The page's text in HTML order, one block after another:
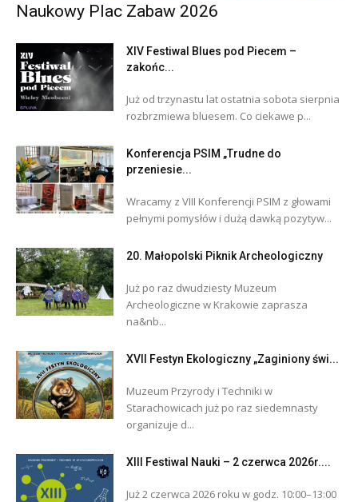
Naukowy Plac Zabaw 2026
XIV Festiwal Blues pod Piecem –
zakońc...
Już od trzynastu lat ostatnia sobota sierpnia
rozbrzmiewa bluesem. Co ciekawe p...
Konferencja PSIM „Trudne do
przeniesie...
Wracamy z VIII Konferencji PSIM z głowami
pełnymi pomysłów i dużą dawką pozytyw...
20. Małopolski Piknik Archeologiczny
Już po raz dwudziesty Muzeum
Archeologiczne w Krakowie zaprasza
na&nb...
XVII Festyn Ekologiczny „Zaginiony świ...
Muzeum Przyrody i Techniki w
Starachowicach już po raz siedemnasty
organizuje d...
XIII Festiwal Nauki – 2 czerwca 2026r....
Już 2 czerwca 2026 roku w godz. 10:00–13:00